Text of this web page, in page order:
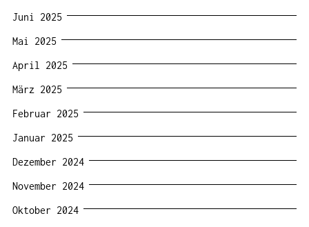
Juni 2025
Mai 2025
April 2025
März 2025
Februar 2025
Januar 2025
Dezember 2024
November 2024
Oktober 2024